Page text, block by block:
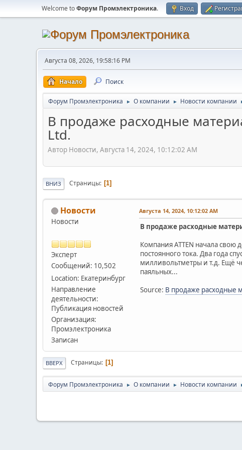
Welcome toФорум Промэлектроника. Вход
Августа 08, 2026, 19:58:16 PM
Начало Поиск
Форум Промэлектроника ► О компании ► Новости компании
В продаже расходные
Ltd.
Автор Новости, Августа 14, 2024, 10:12:02 AM
ВНИЗ Страницы 1
Новости
Новости
Эксперт
Сообщений: 10,502
Location: Екатеринбург
Направление
деятельности:
Публикация новостей
Организация:
Промэлектроника
Записан
Августа 14, 2024, 10:12:02 AM
В продаже расходные
Компания ATTEN начала свою
постоянного тока. Два года
милливольтметры и т.д. Ещё
паяльных...
Source: В продаже расходные
ВВЕРХ Страницы 1
Форум Промэлектроника ► О компании ► Новости компании